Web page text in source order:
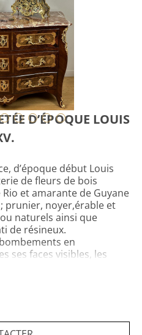
D’ÉPOQUE LOUIS
d’époque début Louis
de fleurs de bois
et amarante de Guyane
prunier, noyer,érable et
naturels ainsi que
de résineux.
en
ses faces visibles, les
comme il est de
-1750.
Son décor de fleurs
finement ciselés et doré,